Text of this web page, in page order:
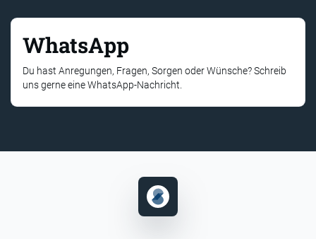
WhatsApp
Du hast Anregungen, Fragen, Sorgen oder Wünsche? Schreib
uns gerne eine WhatsApp-Nachricht.